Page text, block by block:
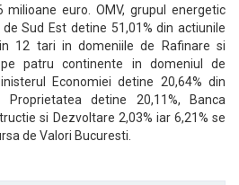
euro. OMV, grupul energetic
Sud Est detine 51,01% din actiunile
12 tari in domeniile de Rafinare si
patru continente in domeniul de
Economiei detine 20,64% din
Proprietatea detine 20,11%, Banca
si Dezvoltare 2,03% iar 6,21% se
de Valori Bucuresti.